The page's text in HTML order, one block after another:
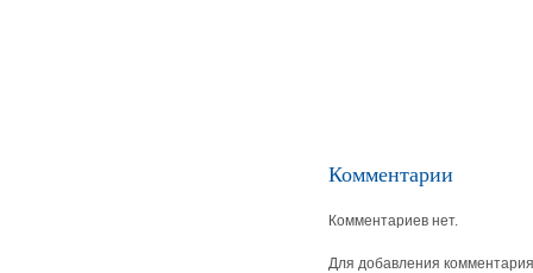
Комментарии
Комментариев нет.
Для добавления